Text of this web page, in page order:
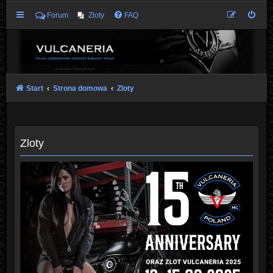
Forum Zloty FAQ
Start Strona domowa Zloty
Zloty